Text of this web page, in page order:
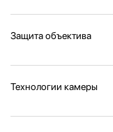
Защита объектива
Технологии камеры